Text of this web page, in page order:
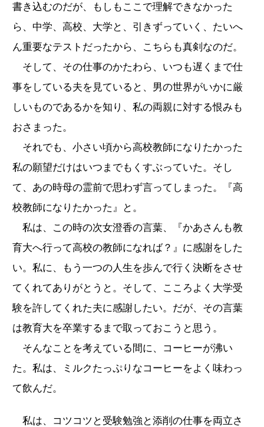
書き込むのだが、もしもここで理解できなかった
ら、中学、高校、大学と、引きずっていく、たいへ
ん重要なテストだったから、こちらも真剣なのだ。
そして、その仕事のかたわら、いつも遅くまで仕
事をしている夫を見ていると、男の世界がいかに厳
しいものであるかを知り、私の両親に対する恨みも
おさまった。
それでも、小さい頃から高校教師になりたかった
私の願望だけはいつまでもくすぶっていた。そし
て、あの時母の霊前で思わず言ってしまった。『高
校教師になりたかった』と。
私は、この時の次女澄香の言葉、『かあさんも教
育大へ行って高校の教師になれば？』に感謝をした
い。私に、もう一つの人生を歩んで行く決断をさせ
てくれてありがとうと。そして、こころよく大学受
験を許してくれた夫に感謝したい。だが、その言葉
は教育大を卒業するまで取っておこうと思う。
そんなことを考えている間に、コーヒーが沸い
た。私は、ミルクたっぷりなコーヒーをよく味わっ
て飲んだ。
私は、コツコツと受験勉強と添削の仕事を両立さ